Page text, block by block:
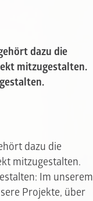
dazu die
mitzugestalten.
dazu die
mitzugestalten.
Im unserem
Projekte, über